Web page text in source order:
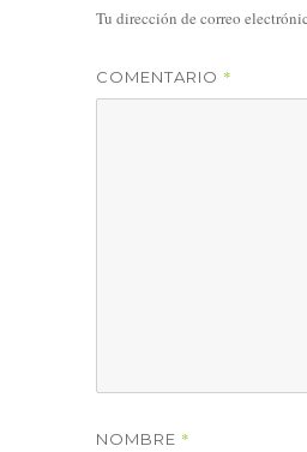
Tu dirección de correo
COMENTARIO *
NOMBRE *